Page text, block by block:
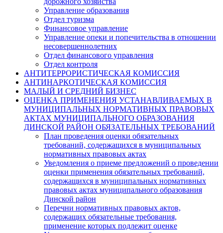
Управление образования
Отдел туризма
Финансовое управление
Управление опеки и попечительства в отношении
несовершеннолетних
Отдел финансового управления
Отдел контроля
АНТИТЕРРОРИСТИЧЕСКАЯ КОМИССИЯ
АНТИНАРКОТИЧЕСКАЯ КОМИССИЯ
МАЛЫЙ И СРЕДНИЙ БИЗНЕС
ОЦЕНКА ПРИМЕНЕНИЯ УСТАНАВЛИВАЕМЫХ В
МУНИЦИПАЛЬНЫХ НОРМАТИВНЫХ ПРАВОВЫХ
АКТАХ МУНИЦИПАЛЬНОГО ОБРАЗОВАНИЯ
ДИНСКОЙ РАЙОН ОБЯЗАТЕЛЬНЫХ ТРЕБОВАНИЙ
План проведения оценки обязательных
требований, содержащихся в муниципальных
нормативных правовых актах
Уведомления о приеме предложений о проведении
оценки применения обязательных требований,
содержащихся в муниципальных нормативных
правовых актах муниципального образования
Динской район
Перечни нормативных правовых актов,
содержащих обязательные требования,
применение которых подлежит оценке